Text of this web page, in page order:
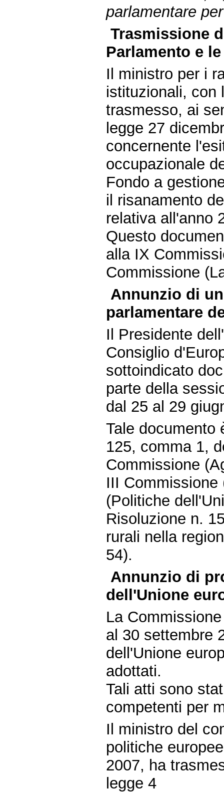
parlamentare
Trasmissione
Parlamento e
Il ministro per i
istituzionali, con
trasmesso, ai
legge 27
concernente
occupazionale
Fondo a
il risanamento
relativa all'anno
Questo
alla IX
Commissione
Annunzio di
parlamentare
Il Presidente
Consiglio
sottoindicato
parte della
dal 25 al 29
Tale documento
125, comma 1,
Commissione
III
(Politiche
Risoluzione n.
rurali nella
54).
Annunzio di
dell'Unione
La
al 30 settembre
dell'Unione
adottati.
Tali atti sono
competenti per
Il ministro del
politiche
2007, ha
legge 4